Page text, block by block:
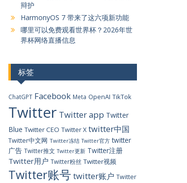
辩护
HarmonyOS 7 带来了这六项新功能
哪里可以免费观看世界杯？2026年世
界杯网络直播信息
标签
ChatGPT Facebook Meta OpenAI TikTok
Twitter Twitter app Twitter
Blue Twitter CEO Twitter X twitter中国
Twitter中文网 Twitter冻结 Twitter官方 twitter
广告 Twitter推文 Twitter更新 Twitter注册
Twitter用户 Twitter粉丝 Twitter视频
Twitter账号 twitter账户 Twitter